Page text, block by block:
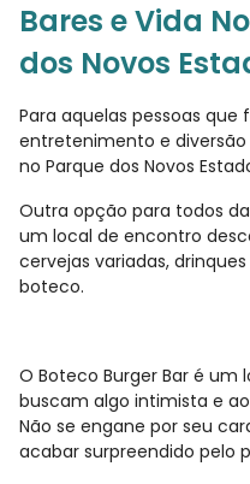
Bares e Vida
dos Novos
Para aquelas pessoas
entretenimento e diversão
no Parque dos Novos
Outra opção para todos
um local de encontro
cervejas variadas,
boteco.
O Boteco Burger Bar é
buscam algo intimista e
Não se engane por seu
acabar surpreendido pelo